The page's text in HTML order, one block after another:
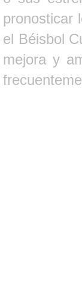
pronosticar
el Béisbol
mejora y